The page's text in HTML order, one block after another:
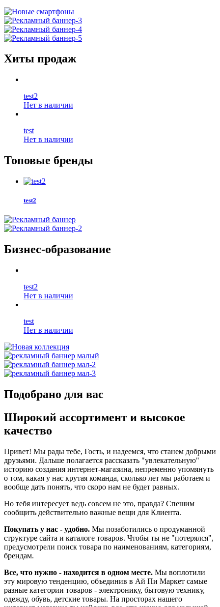
Хиты продаж
test2
Нет в наличии
test
Нет в наличии
Топовые бренды
test2
Бизнес-образование
test2
Нет в наличии
test
Нет в наличии
Подобрано для вас
Широкий ассортимент и высокое
качество
Привет! Мы рады тебе, Гость, и надеемся, что станем добрыми
друзьями. Дальше полагается рассказать "увлекательную"
историю создания интернет-магазина, непременно упомянуть
о том, какая у нас крутая команда, сколько лет мы работаем и
вообще дать понять, что скоро нам не будет равных.
Но тебя интересует ведь совсем не это, правда? Спешим
сообщить действительно важные вещи для Клиента.
Покупать у нас - удобно. Мы позаботились о продуманной
структуре сайта и каталоге товаров. Чтобы ты не "потерялся",
предусмотрели поиск товара по наименованиям, категориям,
брендам.
Все, что нужно - находится в одном месте. Мы воплотили
эту мировую тенденцию, объединив в Ай Пи Маркет самые
разные категории товаров - электронику, бытовую технику,
одежду, обувь, детские товары. На просторах нашего